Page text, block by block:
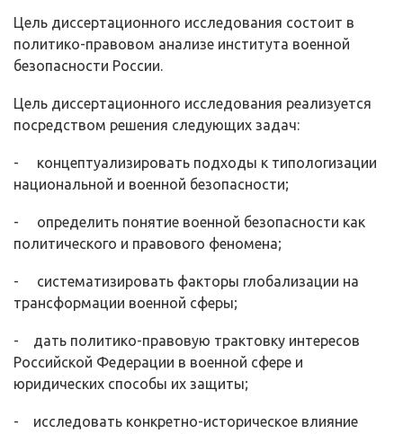
Цель диссертационного исследования состоит в
политико-правовом анализе института военной
безопасности России.
Цель диссертационного исследования реализуется
посредством реше­ния следующих задач:
- концептуализировать подходы к типологизации
национальной и во­енной безопасности;
- определить понятие военной безопасности как
политического и пра­вового феномена;
- систематизировать факторы глобализации на
трансформации военной сферы;
- дать политико-правовую трактовку интересов
Российской Федерации в военной сфере и
юридических способы их защиты;
- исследовать конкретно-историческое влияние